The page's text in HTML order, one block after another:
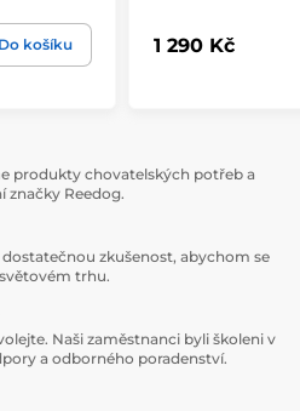
Do košíku 1 290 Kč
produkty chovatelských potřeb a
Reedog.
zkušenost, abychom se
trhu.
Naši zaměstnanci byli školeni v
a odborného poradenství.